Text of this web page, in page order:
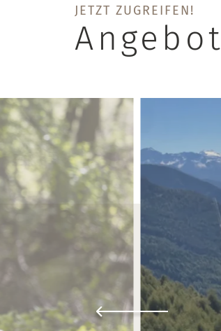
JETZT ZUGREIFEN!